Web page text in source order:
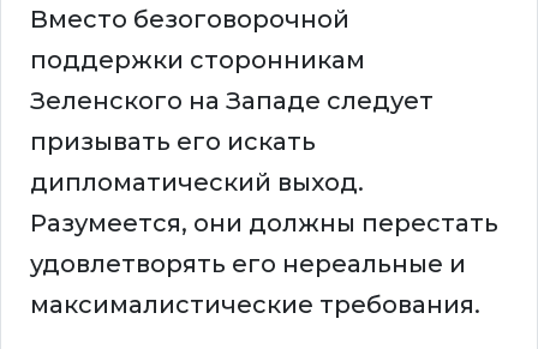
Вместо безоговорочной
поддержки сторонникам
Зеленского на Западе следует
призывать его искать
дипломатический выход.
Разумеется, они должны перестать
удовлетворять его нереальные и
максималистические требования.